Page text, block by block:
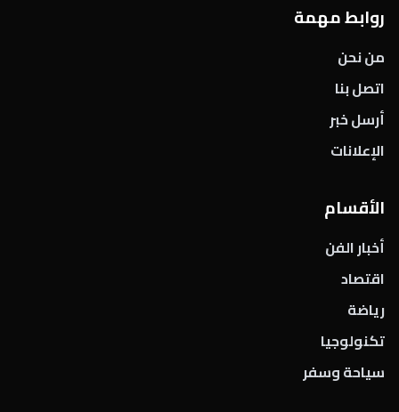
روابط مهمة
من نحن
اتصل بنا
أرسل خبر
الإعلانات
الأقسام
أخبار الفن
اقتصاد
رياضة
تكنولوجيا
سياحة وسفر